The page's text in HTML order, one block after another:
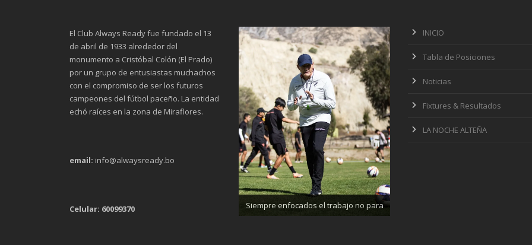
El Club Always Ready fue fundado el 13
de abril de 1933 alrededor del
monumento a Cristóbal Colón (El Prado)
por un grupo de entusiastas muchachos
con el compromiso de ser los futuros
campeones del fútbol paceño. La entidad
echó raíces en la zona de Miraflores.
email: info@alwaysready.bo
Celular: 60099370 Siempre enfocados el trabajo no para
Trabajando enfocados, listos para el
partido de mañana
INICIO
Tabla de Posiciones
Noticias
Fixtures & Resultados
LA NOCHE ALTEÑA